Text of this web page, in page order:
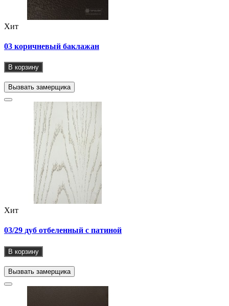
Хит
03 коричневый баклажан
В корзину
Вызвать замерщика
Хит
03/29 дуб отбеленный с патиной
В корзину
Вызвать замерщика